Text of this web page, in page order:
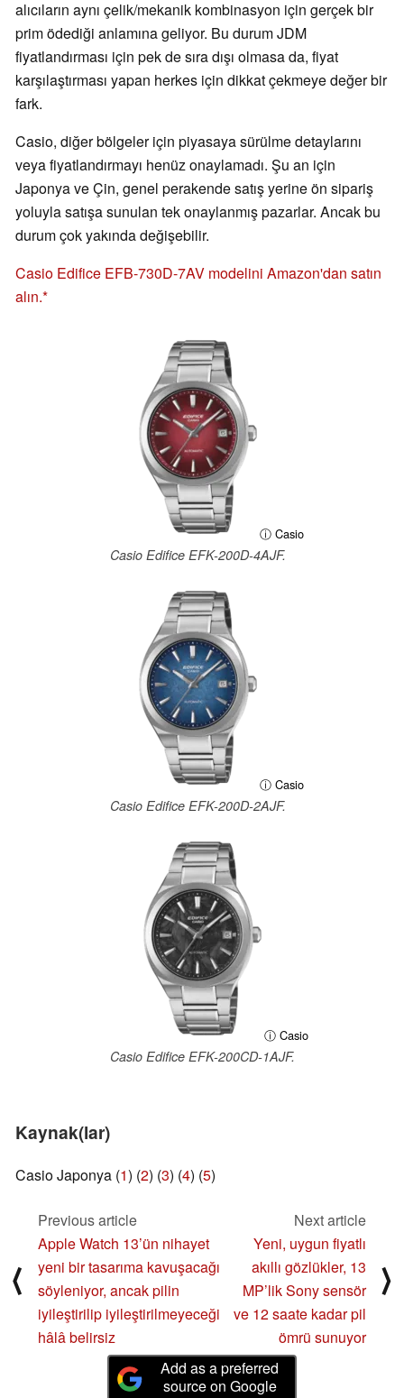
alıcıların aynı çelik/mekanik kombinasyon için gerçek bir
prim ödediği anlamına geliyor. Bu durum JDM
fiyatlandırması için pek de sıra dışı olmasa da, fiyat
karşılaştırması yapan herkes için dikkat çekmeye değer bir
fark.
Casio, diğer bölgeler için piyasaya sürülme detaylarını
veya fiyatlandırmayı henüz onaylamadı. Şu an için
Japonya ve Çin, genel perakende satış yerine ön sipariş
yoluyla satışa sunulan tek onaylanmış pazarlar. Ancak bu
durum çok yakında değişebilir.
Casio Edifice EFB-730D-7AV modelini Amazon'dan satın
alın.
ⓘ Casio
Casio Edifice EFK-200D-4AJF.
ⓘ Casio
Casio Edifice EFK-200D-2AJF.
ⓘ Casio
Casio Edifice EFK-200CD-1AJF.
Kaynak(lar)
Casio Japonya (1) (2) (3) (4) (5)
⟨
Previous article
Apple Watch 13’ün nihayet
yeni bir tasarıma kavuşacağı
söyleniyor, ancak pilin
iyileştirilip iyileştirilmeyeceği
hâlâ belirsiz
Next article
Yeni, uygun fiyatlı
akıllı gözlükler, 13
MP’lik Sony sensör
ve 12 saate kadar pil
ömrü sunuyor
⟩
Add as a preferred
source on Google